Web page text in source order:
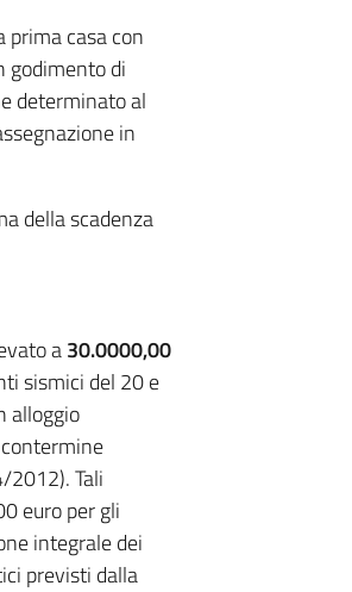
casa con
godimento di
determinato al
in
della scadenza
a30.0000,00
sismici del 20 e
alloggio
2012). Tali
euro per gli
integrale dei
previsti dalla